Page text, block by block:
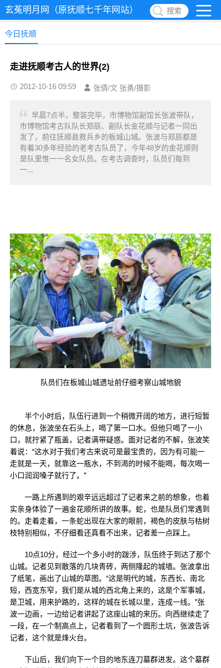
玄菟明月网（原抚顺七千年网站） 搜索
今日抚顺
走进抚顺考古人的世界(2)
2012-10-16 09:59 张倩/文 张勇/摄影
早晨7点半，整装完毕，市博物馆副馆长张波带队，
市博物馆考古队队长郑辰、副队长金花顺与记者一同出
发了，前往抚顺县救兵乡的板城山城。张波与郑辰都是
有着30多年经验的老考古队员了，今年48岁的金花顺则
是队里惟一一名女队员。在考古调查时，队员们每到
一...
队员们在板城山城遗址前仔细考察山城地貌
半个小时后，队伍行进到一个稍微开阔的地方，进行短暂
的休息，张波坐在石头上，喝了第一口水。但他只喝了一小
口，就拧紧了瓶盖，记者满带疑惑。面对记者的不解，张波笑
着说：“这水对于我们考古来说可是最宝贵的，因为有可能一
走就是一天，就靠这一瓶水，不到渴的时候不能喝，每次喝一
小口润润嗓子就行了。”
一路上所遇到的艰辛远远超过了记者来之前的想象，也着
实亲身体验了一遍金花顺所讲的故事。蛇，也是队员们常遇到
的。走着走着，一条蛇出现在大家的眼前，褐色的皮肤与枯树
枝特别相似，不仔细看还真看不出来，记者差一点踩上。
10点10分，经过一个多小时的跋涉，队伍终于到达了那个
山城。记者见到散落的几块青砖，两侧隆起的城墙。张波拿出
了纸笔，画出了山城的草图。“这是明代的城，东西长、南北
短，西宽东窄，我们是从城的西北角上来的，这是个军事城，
是卫城，用来护路的，这样的城在长城以里，连成一线。”张
波一边画，一边给记者讲起了这座山城的来历。向西继续走了
一段，在一个制高点上，记者看到了一个圆形土坑，张波告诉
记者，这个就是烽火台。
下山后，我们向下一个目的地东连刀墓群进发。这个墓群